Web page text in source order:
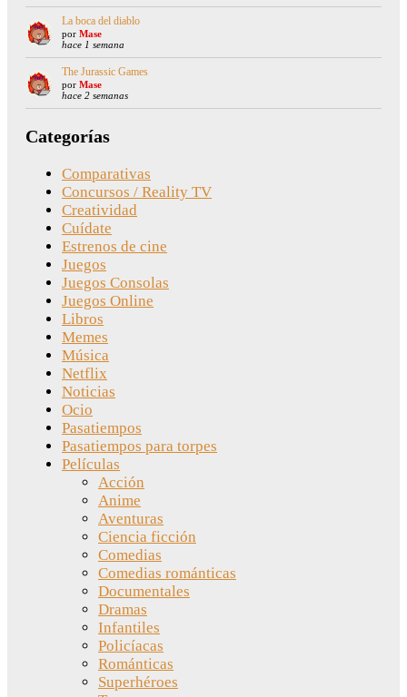
La boca del diablo
por Mase
hace 1 semana
The Jurassic Games
por Mase
hace 2 semanas
Categorías
Comparativas
Concursos / Reality TV
Creatividad
Cuídate
Estrenos de cine
Juegos
Juegos Consolas
Juegos Online
Libros
Memes
Música
Netflix
Noticias
Ocio
Pasatiempos
Pasatiempos para torpes
Películas
Acción
Anime
Aventuras
Ciencia ficción
Comedias
Comedias románticas
Documentales
Dramas
Infantiles
Policíacas
Románticas
Superhéroes